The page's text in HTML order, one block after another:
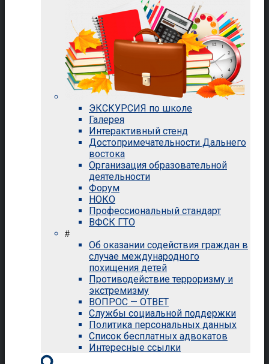
ЭКСКУРСИЯ по школе
Галерея
Интерактивный стенд
Достопримечательности Дальнего
востока
Организация образовательной
деятельности
Форум
НОКО
Профессиональный стандарт
ВФСК ГТО
#
Об оказании содействия граждан в
случае международного
похищения детей
Противодействие терроризму и
экстремизму
ВОПРОС — ОТВЕТ
Службы социальной поддержки
Политика персональных данных
Список бесплатных адвокатов
Интересные ссылки